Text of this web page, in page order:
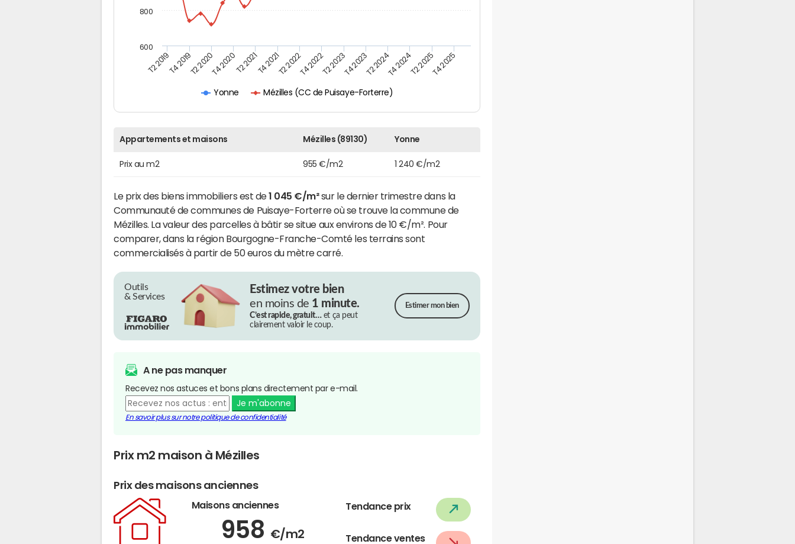
Yonne Mézilles (CC de Puisaye-Forterre)
T2 2019T4 2019T2 2020T4 2020T2 2021T4 2021T2 2022T4 2022T2 2023T4 2023T2 2024T4 2024T2 2025T4 2025
600
800
Appartements et maisons Mézilles (89130) Yonne
Prix au m2 955 €/m2 1 240 €/m2
Le prix des biens immobiliers est de1 045 €/m²sur le dernier trimestre dans la
Communauté de communes de Puisaye-Forterre où se trouve la commune de
Mézilles. La valeur des parcelles à bâtir se situe aux environs de 10 €/m². Pour
comparer, dans la région Bourgogne-Franche-Comté les terrains sont
commercialisés à partir de 50 euros du mètre carré.
Outils
& Services
Estimez votre bien
en moins de 1 minute.
C’est rapide, gratuit…et ça peut
clairement valoir le coup.
Estimer mon bien
A ne pas manquer
Recevez nos astuces et bons plans directement par e-mail.
Je m'abonne
En savoir plus sur notre politique de confidentialité
Prix m2 maison à Mézilles
Prix des maisons anciennes
Maisons anciennes
958 €/m2
Tendance prix
Tendance ventes